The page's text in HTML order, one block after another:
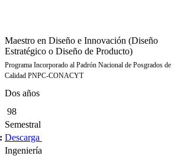
Maestro en Diseño e Innovación (Diseño
Estratégico o Diseño de Producto)
Programa Incorporado al Padrón Nacional de Posgrados de
Calidad PNPC-CONACYT
Dos años
98
Semestral
Descarga
Ingeniería